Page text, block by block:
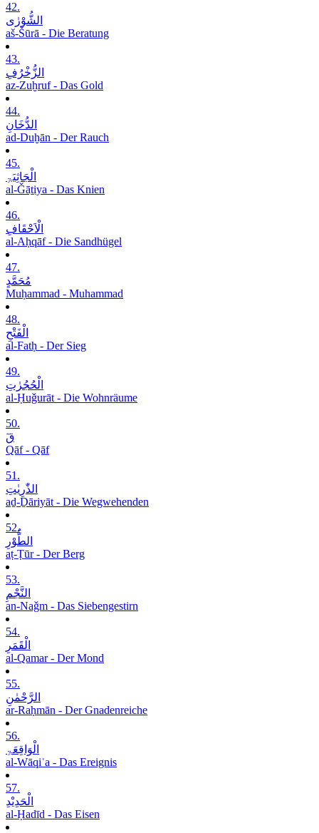
42.
الشُّوْرٰی
aš-Šūrā - Die Beratung
43.
الزُّخْرُفِ
az-Zuḫruf - Das Gold
44.
الدُّخَانِ
ad-Duḫān - Der Rauch
45.
الْجَاثِیَۃِ
al-Ǧāṯiya - Das Knien
46.
الْاَحْقَافِ
al-Aḥqāf - Die Sandhügel
47.
مُحَمَّدٍ
Muḥammad - Muhammad
48.
الْفَتْحِ
al-Fatḥ - Der Sieg
49.
الْحُجُرٰتِ
al-Ḥuǧurāt - Die Wohnräume
50.
قٓ
Qāf - Qāf
51.
الذّٰرِیٰتِ
aḏ-Ḏāriyāt - Die Wegwehenden
52.
الطُّوْرِ
aṭ-Ṭūr - Der Berg
53.
النَّجْمِ
an-Naǧm - Das Siebengestirn
54.
الْقَمَرِ
al-Qamar - Der Mond
55.
الرَّحْمٰنِ
ar-Raḥmān - Der Gnadenreiche
56.
الْوَاقِعَۃِ
al-Wāqiʿa - Das Ereignis
57.
الْحَدِیْدِ
al-Ḥadīd - Das Eisen